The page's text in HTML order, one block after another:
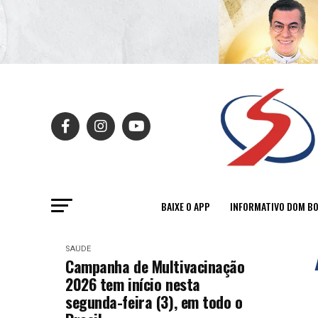
BAIXE O APP INFORMATIVO DOM
SAÚDE
Campanha de Multivacinação
2026 tem início nesta
segunda-feira (3), em todo o